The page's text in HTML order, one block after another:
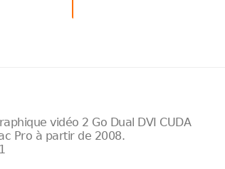
vidéo 2 Go Dual DVI CUDA
Pro à partir de 2008.